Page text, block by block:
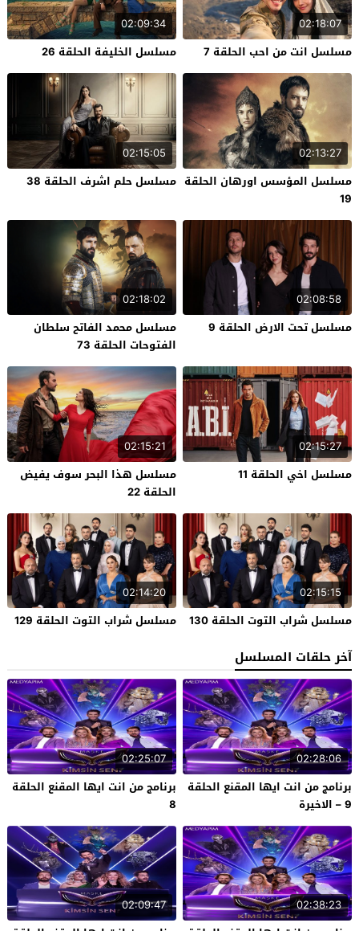
02:18:07
مسلسل انت من احب الحلقة 7
02:09:34
مسلسل الخليفة الحلقة 26
02:13:27
مسلسل المؤسس اورهان الحلقة
19
02:15:05
مسلسل حلم اشرف الحلقة 38
02:08:58
مسلسل تحت الارض الحلقة 9
02:18:02
مسلسل محمد الفاتح سلطان
الفتوحات الحلقة 73
02:15:27
مسلسل اخي الحلقة 11
02:15:21
مسلسل هذا البحر سوف يفيض
الحلقة 22
02:15:15
مسلسل شراب التوت الحلقة 130
02:14:20
مسلسل شراب التوت الحلقة 129
آخر حلقات المسلسل
02:28:06
برنامج من انت ايها المقنع الحلقة
9 – الاخيرة
02:25:07
برنامج من انت ايها المقنع الحلقة
8
02:38:23
02:09:47